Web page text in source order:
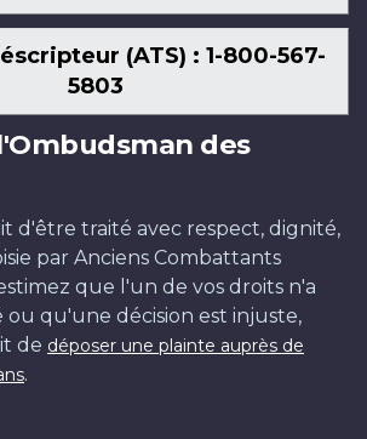
(ATS) : 1-800-567-
5803
des
d'être traité avec respect, dignité,
par Anciens Combattants
que l'un de vos droits n'a
ou qu'une décision est injuste,
de déposer une plainte auprès de
.